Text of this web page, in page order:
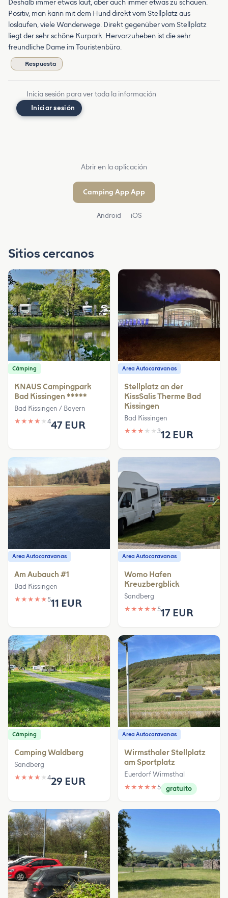
Deshalb immer etwas laut, aber auch immer etwas zu schauen.
Positiv, man kann mit dem Hund direkt vom Stellplatz aus
loslaufen, viele Wanderwege. Direkt gegenüber vom Stellplatz
liegt der sehr schöne Kurpark. Hervorzuheben ist die sehr
freundliche Dame im Touristenbüro.
Respuesta
Inicia sesión para ver toda la información
Iniciar sesión
Abrir en la aplicación
Camping App App
Android iOS
Sitios cercanos
Cámping
KNAUS Campingpark
Bad Kissingen *****
Bad Kissingen / Bayern
★ ★ ★ ★ ★ 447 EUR
Area Autocaravanas
Stellplatz an der
KissSalis Therme Bad
Kissingen
Bad Kissingen
★ ★ ★ ★ ★ 312 EUR
Area Autocaravanas
Am Aubauch #1
Bad Kissingen
★ ★ ★ ★ ★511 EUR
Area Autocaravanas
Womo Hafen
Kreuzbergblick
Sandberg
★ ★ ★ ★ ★517 EUR
Cámping
Camping Waldberg
Sandberg
★ ★ ★ ★ ★ 429 EUR
Area Autocaravanas
Wirmsthaler Stellplatz
am Sportplatz
Euerdorf Wirmsthal
★ ★ ★ ★ ★5 gratuito